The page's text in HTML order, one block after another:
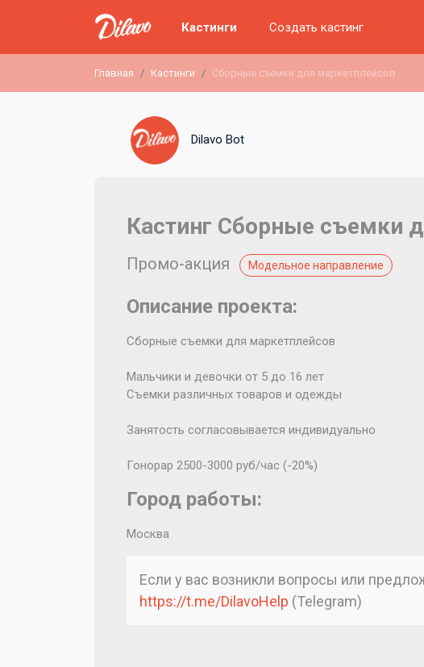
Кастинги Создать кастинг
Главная Кастинги Сборные съемки для маркетплейсов
Dilavo Bot
Кастинг Сборные съемки
Промо-акция Модельное направление
Описание проекта:
Сборные съемки для маркетплейсов
Мальчики и девочки от 5 до 16 лет
Съемки различных товаров и одежды
Занятость согласовывается индивидуально
Гонорар 2500-3000 руб/час (-20%)
Город работы:
Москва
Если у вас возникли вопросы или
https://t.me/DilavoHelp (Telegram)